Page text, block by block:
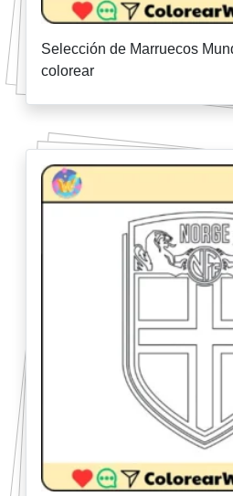
Selección de Marruecos
colorear